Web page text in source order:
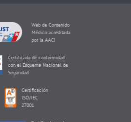
Web de Contenido
Médico acreditada
por la AACI
Certificado de conformidad
con el Esquema Nacional de
Seguridad
Certificación
ISO/IEC
27001